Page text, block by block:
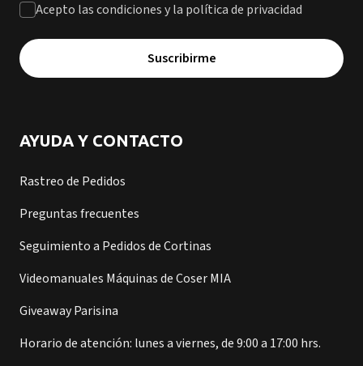
Acepto las condiciones y la política de privacidad
Suscribirme
AYUDA Y CONTACTO
Rastreo de Pedidos
Preguntas frecuentes
Seguimiento a Pedidos de Cortinas
Videomanuales Máquinas de Coser MIA
Giveaway Parisina
Horario de atención: lunes a viernes, de 9:00 a 17:00 hrs.